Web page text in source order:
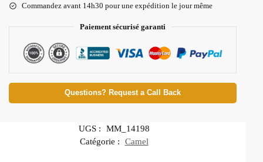
Commandez avant 14h30 pour une expédition le jour même
Paiement sécurisé garanti
Questions? Request a Call Back
UGS :
MM_14198
Catégorie :
Camel